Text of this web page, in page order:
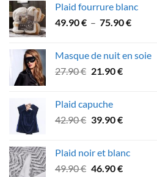
était :
59.90 €.
est :
52.90 €.
Plaid fourrure blanc
49.90€ – 75.90€Plage
49.90 €
Masque de nuit en soie
27.90€ Le
était :
27.90 €.
21.90€Le
21.90 €.
Plaid capuche
42.90€ Le
était :
42.90 €.
39.90€Le
est :
39.90 €.
Plaid noir et blanc
49.90€ Le
46.90€Le